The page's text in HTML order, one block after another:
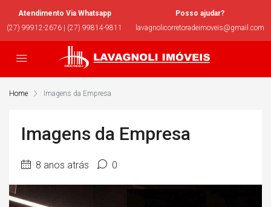
Atendimento Via Whatsapp
(27) 99912-2676 | (27) 99814-9811
Posso ajudar?
lavagnolicorretoradeimoveis@gmail.com
Home Imagens da Empresa
Imagens da Empresa
8 anos atrás 0